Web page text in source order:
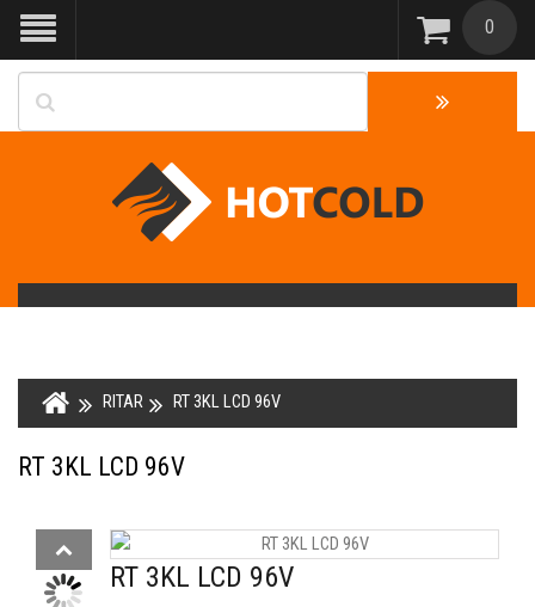
0
RITAR RT 3KL LCD 96V
RT 3KL LCD 96V
RT 3KL LCD 96V